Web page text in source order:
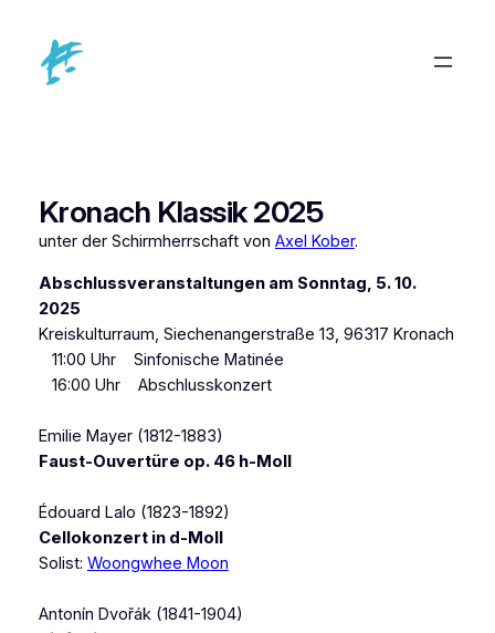
springen
Kronach Klassik 2025
unter der Schirmherrschaft von Axel Kober.
Abschlussveranstaltungen am Sonntag, 5. 10.
2025
Kreiskulturraum, Siechenangerstraße 13, 96317 Kronach
11:00 Uhr Sinfonische Matinée
16:00 Uhr Abschlusskonzert
Emilie Mayer (1812-1883)
Faust-Ouvertüre op. 46 h-Moll
Édouard Lalo (1823-1892)
Cellokonzert in d-Moll
Solist: Woongwhee Moon
Antonín Dvořák (1841-1904)